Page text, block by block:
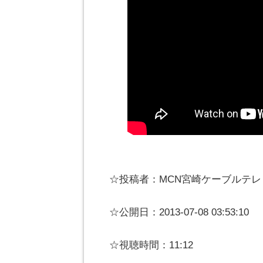
☆投稿者：MCN宮崎ケーブルテ
☆公開日：2013-07-08 03:53:10
☆視聴時間：11:12